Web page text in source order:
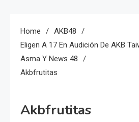
Home
AKB48
Eligen A 17 En Audición De AKB
Asma Y News 48
Akbfrutitas
Akbfrutitas